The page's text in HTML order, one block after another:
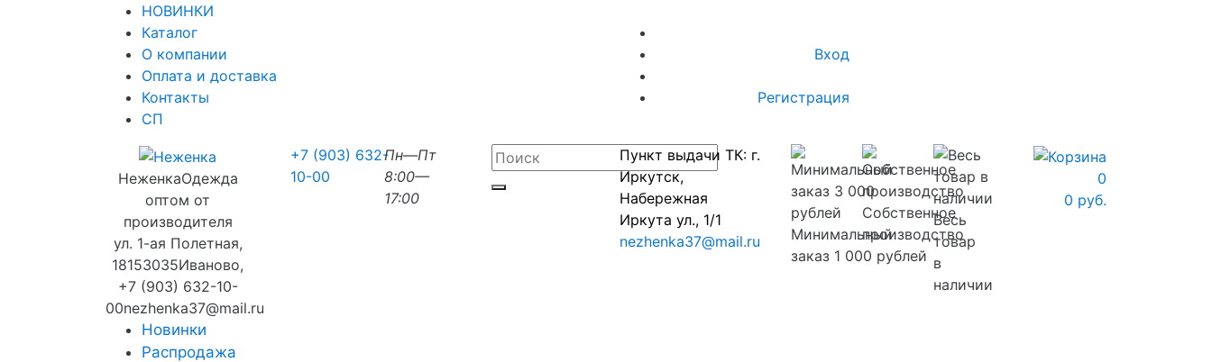
НОВИНКИ
Каталог
О компании
Оплата и доставка
Контакты
СП
Вход
Регистрация
НеженкаОдежда
оптом от
производителя
ул. 1-ая Полетная,
18153035Иваново,
+7 (903) 632-10-
00nezhenka37@mail.ru
+7 (903) 632-
10-00
Пн—Пт
8:00—
17:00
Пункт выдачи ТК: г.
Иркутск,
Набережная
Иркута ул., 1/1
nezhenka37@mail.ru
Минимальный
заказ 1 000 рублей
Собственное
производство
Весь
товар
в
наличии
0
0 руб.
Новинки
Распродажа